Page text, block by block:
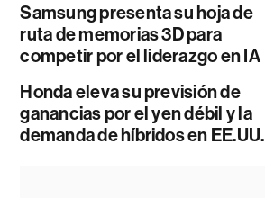
Samsung presenta su hoja de
ruta de memorias 3D para
competir por el liderazgo en IA
Honda eleva su previsión de
ganancias por el yen débil y la
demanda de híbridos en EE.UU.